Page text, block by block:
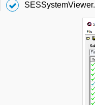
SESSystemViewer.